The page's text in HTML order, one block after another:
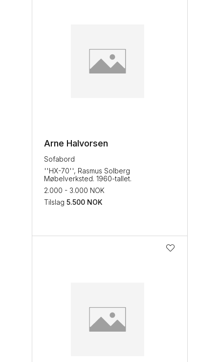
Arne Halvorsen
Sofabord
''HX-70'', Rasmus Solberg
Møbelverksted. 1960-tallet.
2.000 - 3.000 NOK
Tilslag 5.500 NOK